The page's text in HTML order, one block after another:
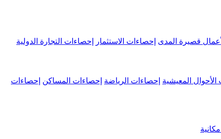
قصيرة المدى إحصاءات الاستثمار إحصاءات التجارة الدولية
الأحوال المعيشية إحصاءات الرياضة إحصاءات المساكن إحصاءات